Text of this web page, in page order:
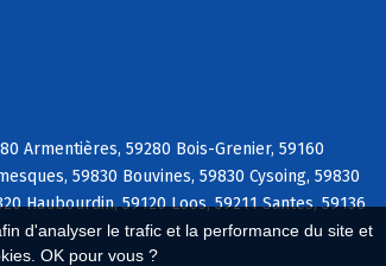
d'analyser le trafic et la performance du site et
OK pour vous ?
Armentières, 59280 Bois-Grenier, 59160
59830 Bouvines, 59830 Cysoing, 59830
Haubourdin, 59120 Loos, 59211 Santes, 59136